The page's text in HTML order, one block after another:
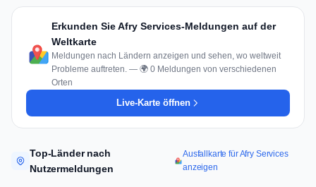
Erkunden Sie Afry Services-Meldungen auf der
Weltkarte
Meldungen nach Ländern anzeigen und sehen, wo weltweit
Probleme auftreten. — 🌍 0 Meldungen von verschiedenen
Orten
Live-Karte öffnen
Top-Länder nach
Nutzermeldungen
Ausfallkarte für Afry Services
anzeigen